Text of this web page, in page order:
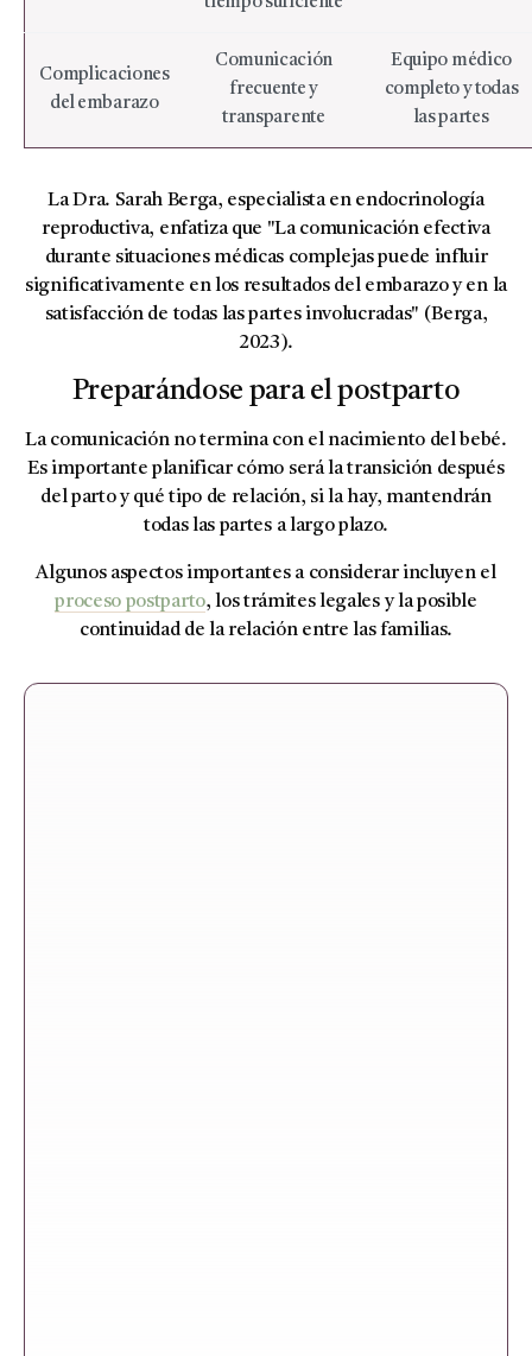
Complicaciones
del embarazo
Comunicación
frecuente y
transparente
Equipo médico
completo y todas
las partes
La Dra. Sarah Berga, especialista en endocrinología
reproductiva, enfatiza que "La comunicación efectiva
durante situaciones médicas complejas puede influir
significativamente en los resultados del embarazo y en la
satisfacción de todas las partes involucradas" (Berga,
2023).
Preparándose para el postparto
La comunicación no termina con el nacimiento del bebé.
Es importante planificar cómo será la transición después
del parto y qué tipo de relación, si la hay, mantendrán
todas las partes a largo plazo.
Algunos aspectos importantes a considerar incluyen el
proceso postparto, los trámites legales y la posible
continuidad de la relación entre las familias.